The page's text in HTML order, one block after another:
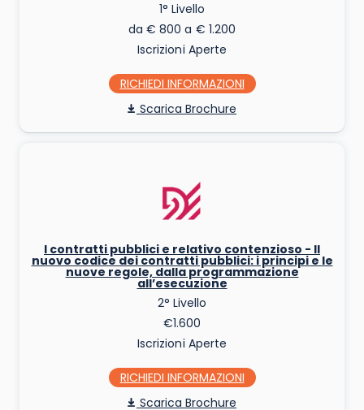
1° Livello
da € 800 a € 1.200
Iscrizioni Aperte
RICHIEDI INFO
Scarica Brochure
I contratti pubblici e relativo contenzioso - Il
nuovo codice dei contratti pubblici: i principi e le
nuove regole, dalla programmazione
all’esecuzione
2° Livello
€1.600
Iscrizioni Aperte
RICHIEDI INFO
Scarica Brochure